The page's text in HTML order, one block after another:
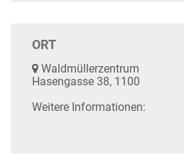
ORT
Waldmüllerzentrum
Hasengasse 38, 1100
Weitere Informationen: